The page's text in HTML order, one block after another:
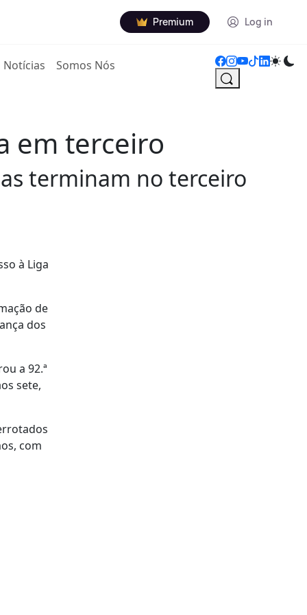
Premium Log in
Notícias Somos Nós
em terceiro
terminam no terceiro
à Liga
de
dos
a 92.ª
sete,
com